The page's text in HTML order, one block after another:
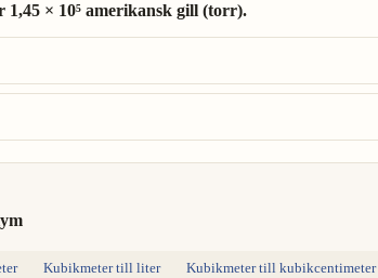
1,45 × 10⁵ amerikansk gill (torr).
= 7,26 × 10⁵ amerikansk gill (torr).
Kubikmeter till liter Kubikmeter till kubikcentimeter